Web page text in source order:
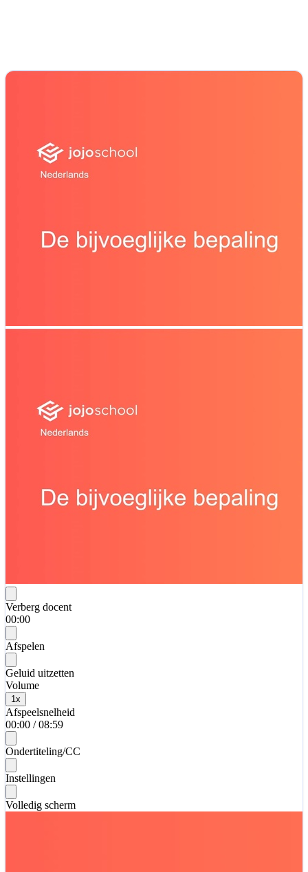
Verberg docent
00:00
Afspelen
Geluid uitzetten
Volume
1 x
Afspeelsnelheid
00:00 / 08:59
Ondertiteling/CC
Instellingen
Volledig scherm